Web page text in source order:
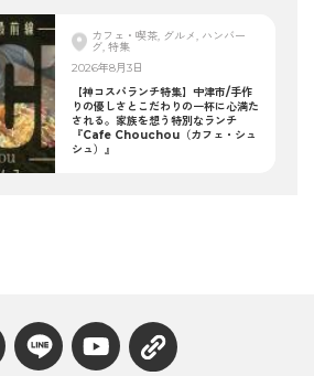
カフェ・喫茶, グルメ, ハンバー
グ, 特集
2026年8月3日
【神コスパランチ特集】中津市/手作
りの優しさとこだわりの一杯に心満た
される。家族を想う特別なランチ
『Cafe Chouchou（カフェ・シュ
シュ）』